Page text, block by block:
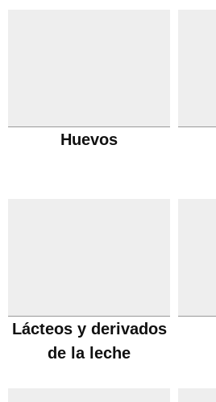
Huevos
Lácteos y derivados
de la leche